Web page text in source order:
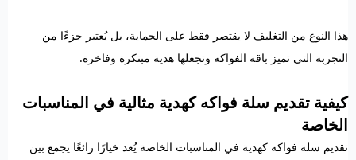
هذا النوع من التغليف لا يقتصر فقط على الحماية، بل يُعتبر جزءًا من
التجربة التي تميز باقة الفواكه وتجعلها هدية مبتكرة وفاخرة.
كيفية تقديم سلة فواكه كهدية مثالية في المناسبات
الخاصة
تقديم سلة فواكه كهدية في المناسبات الخاصة يُعد خيارًا رائعًا يجمع بين